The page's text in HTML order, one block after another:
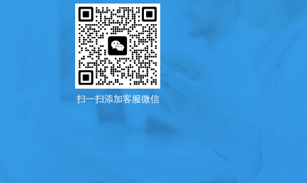
扫一扫添加客服微信